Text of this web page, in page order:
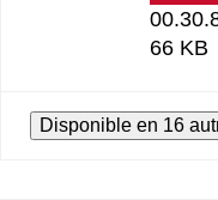
66 KB
Disponible en 16